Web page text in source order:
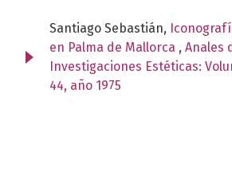
Santiago Sebastián,
en Palma de Mallorca , Anales
Investigaciones Estéticas:
44, año 1975